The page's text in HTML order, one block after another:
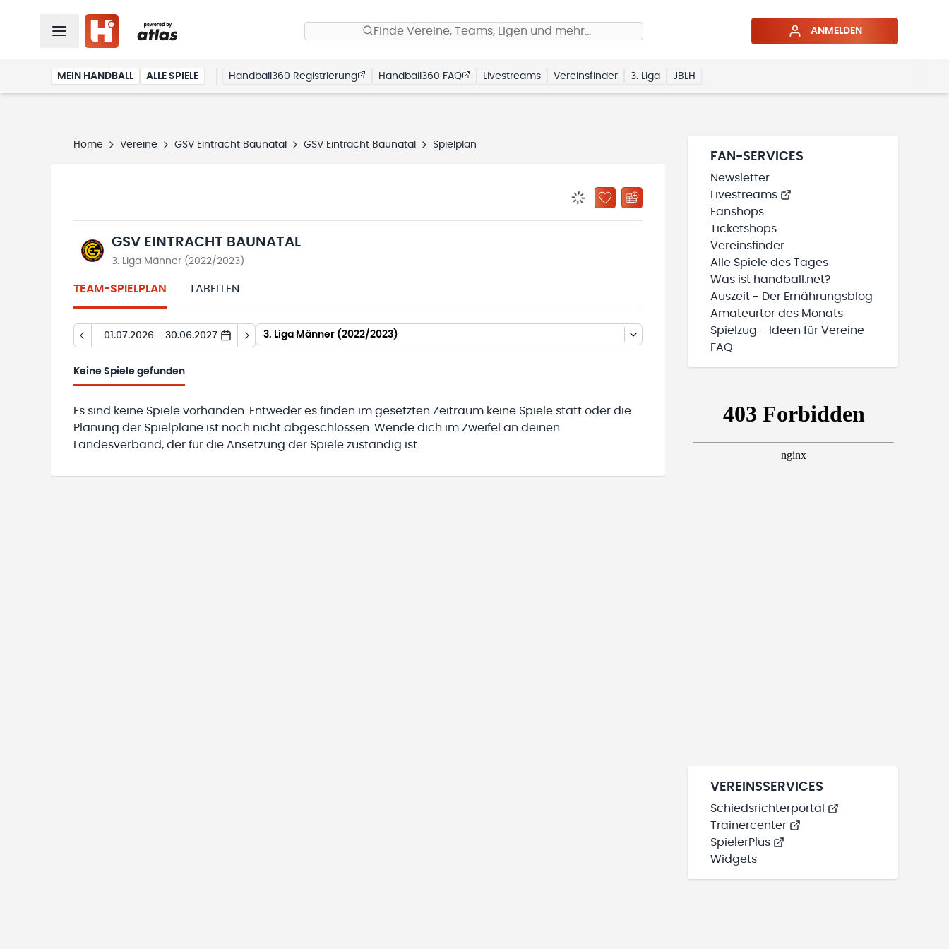
Finde Vereine, Teams, Ligen und mehr… ANMELDEN
MEIN HANDBALL ALLE SPIELE Handball360 Registrierung Handball360 FAQ Livestreams Vereinsfinder 3. Liga JBLH
Home Vereine GSV Eintracht Baunatal GSV Eintracht Baunatal Spielplan
BENACHRICHTIGUNGSSTATUS WIRD GELADEN
ZU „MEINE TEAMS“ HINZUFÜGEN
GSV EINTRACHT BAUNATAL
3. Liga Männer (2022/2023)
TEAM-SPIELPLAN TABELLEN
01.07.2026 - 30.06.2027 3. Liga Männer (2022/2023)
Keine Spiele gefunden
Es sind keine Spiele vorhanden. Entweder es finden im gesetzten Zeitraum keine Spiele statt oder die
Planung der Spielpläne ist noch nicht abgeschlossen. Wende dich im Zweifel an deinen
Landesverband, der für die Ansetzung der Spiele zuständig ist.
FAN-SERVICES
Newsletter
Livestreams
Fanshops
Ticketshops
Vereinsfinder
Alle Spiele des Tages
Was ist handball.net?
Auszeit - Der Ernährungsblog
Amateurtor des Monats
Spielzug - Ideen für Vereine
FAQ
VEREINSSERVICES
Schiedsrichterportal
Trainercenter
SpielerPlus
Widgets